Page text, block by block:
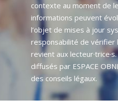
contexte au moment de
informations peuvent
l’objet de mises à jour
responsabilité de vérifier
revient aux
diffusés par ESPACE
des conseils légaux.